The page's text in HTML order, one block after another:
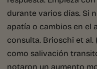
durante varios días. Si
apatía o cambios en el
consulta. Brioschi et
como salivación
notaron un aumento